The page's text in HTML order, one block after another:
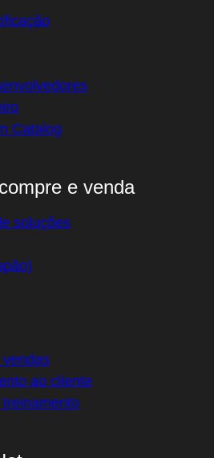
Catalog
e venda
soluções
ao cliente